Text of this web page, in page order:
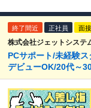
終了間近 正社員 面
株式会社ジェットシステ
PCサポート/未経験
デビューOK/20代～